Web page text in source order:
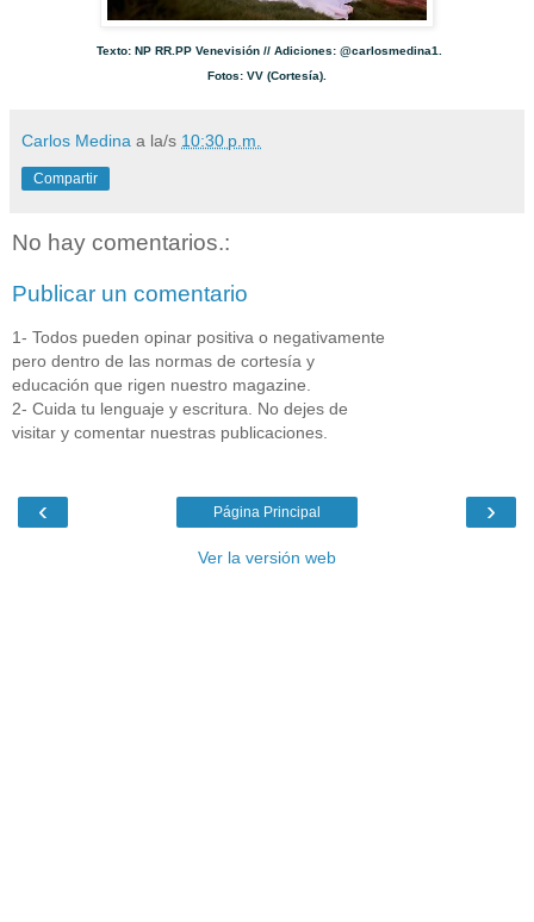
Texto: NP RR.PP Venevisión // Adiciones: @carlosmedina1.
Fotos: VV (Cortesía).
Carlos Medina a la/s 10:30 p.m.
Compartir
No hay comentarios.:
Publicar un comentario
1- Todos pueden opinar positiva o negativamente
pero dentro de las normas de cortesía y
educación que rigen nuestro magazine.
2- Cuida tu lenguaje y escritura. No dejes de
visitar y comentar nuestras publicaciones.
‹ ›
Página Principal
Ver la versión web